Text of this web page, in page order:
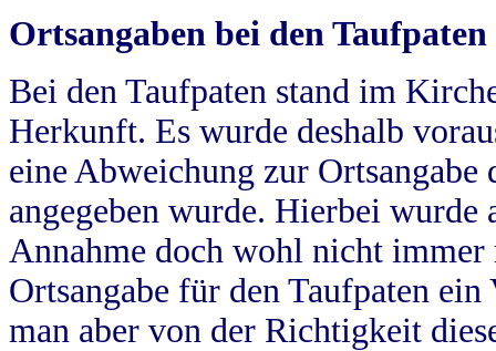
Ortsangaben bei den Taufpaten
Bei den Taufpaten stand im
Herkunft. Es wurde deshalb
eine Abweichung zur
angegeben wurde. Hierbei wurde
Annahme doch wohl nicht
Ortsangabe für den Taufpaten
man aber von der Richtigkeit